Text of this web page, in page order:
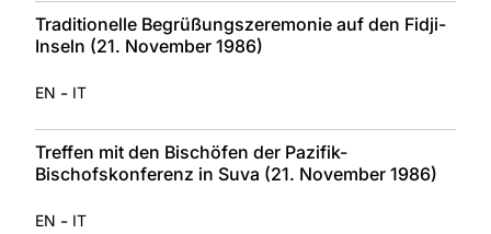
Traditionelle Begrüßungszeremonie auf den Fidji-
Inseln (21. November 1986)
EN - IT
Treffen mit den Bischöfen der Pazifik-
Bischofskonferenz in Suva (21. November 1986)
EN - IT